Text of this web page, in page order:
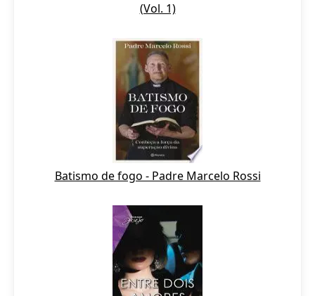
(Vol. 1)
Batismo de fogo - Padre Marcelo Rossi